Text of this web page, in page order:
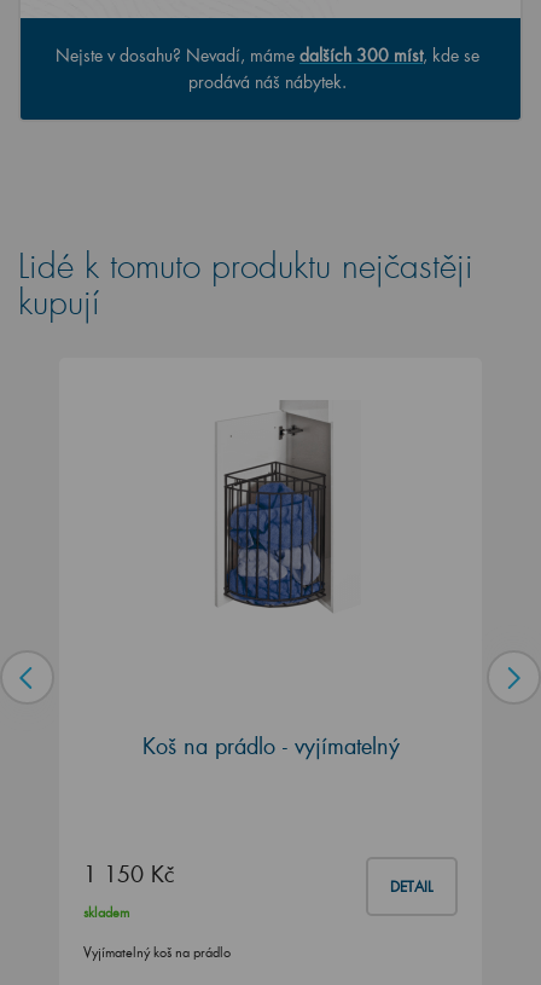
Nejste v dosahu? Nevadí, máme dalších 300 míst, kde se
prodává náš nábytek.
Lidé k tomuto produktu nejčastěji
kupují
Koš na prádlo - vyjímatelný
1 150 Kč DETAIL
skladem
Vyjímatelný koš na prádlo